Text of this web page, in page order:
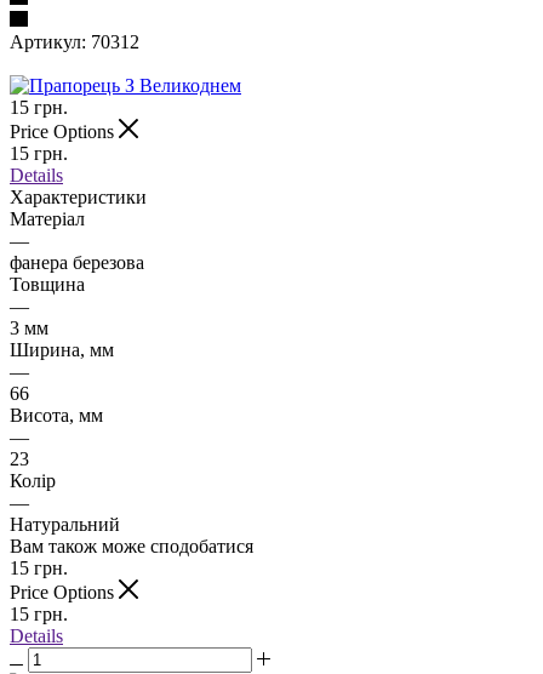
Артикул: 70312
15 грн.
Price Options
15 грн.
Details
Характеристики
Матеріал
—
фанера березова
Товщина
—
3 мм
Ширина, мм
—
66
Висота, мм
—
23
Колір
—
Натуральний
Вам також може сподобатися
15 грн.
Price Options
15 грн.
Details